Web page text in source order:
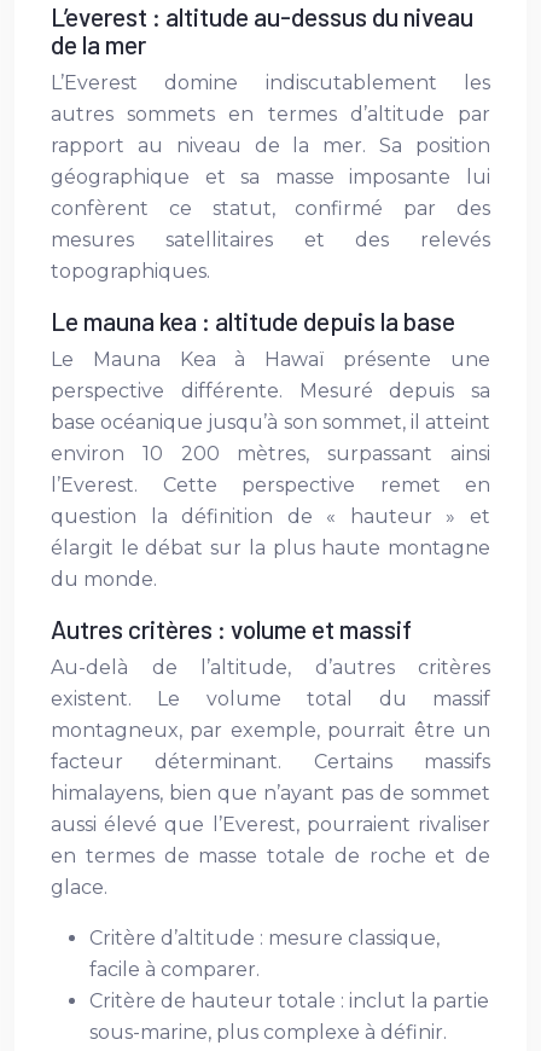
L’everest : altitude au-dessus du niveau
de la mer
L’Everest domine indiscutablement les
autres sommets en termes d’altitude par
rapport au niveau de la mer. Sa position
géographique et sa masse imposante lui
confèrent ce statut, confirmé par des
mesures satellitaires et des relevés
topographiques.
Le mauna kea : altitude depuis la base
Le Mauna Kea à Hawaï présente une
perspective différente. Mesuré depuis sa
base océanique jusqu’à son sommet, il atteint
environ 10 200 mètres, surpassant ainsi
l’Everest. Cette perspective remet en
question la définition de « hauteur » et
élargit le débat sur la plus haute montagne
du monde.
Autres critères : volume et massif
Au-delà de l’altitude, d’autres critères
existent. Le volume total du massif
montagneux, par exemple, pourrait être un
facteur déterminant. Certains massifs
himalayens, bien que n’ayant pas de sommet
aussi élevé que l’Everest, pourraient rivaliser
en termes de masse totale de roche et de
glace.
Critère d’altitude : mesure classique,
facile à comparer.
Critère de hauteur totale : inclut la partie
sous-marine, plus complexe à définir.